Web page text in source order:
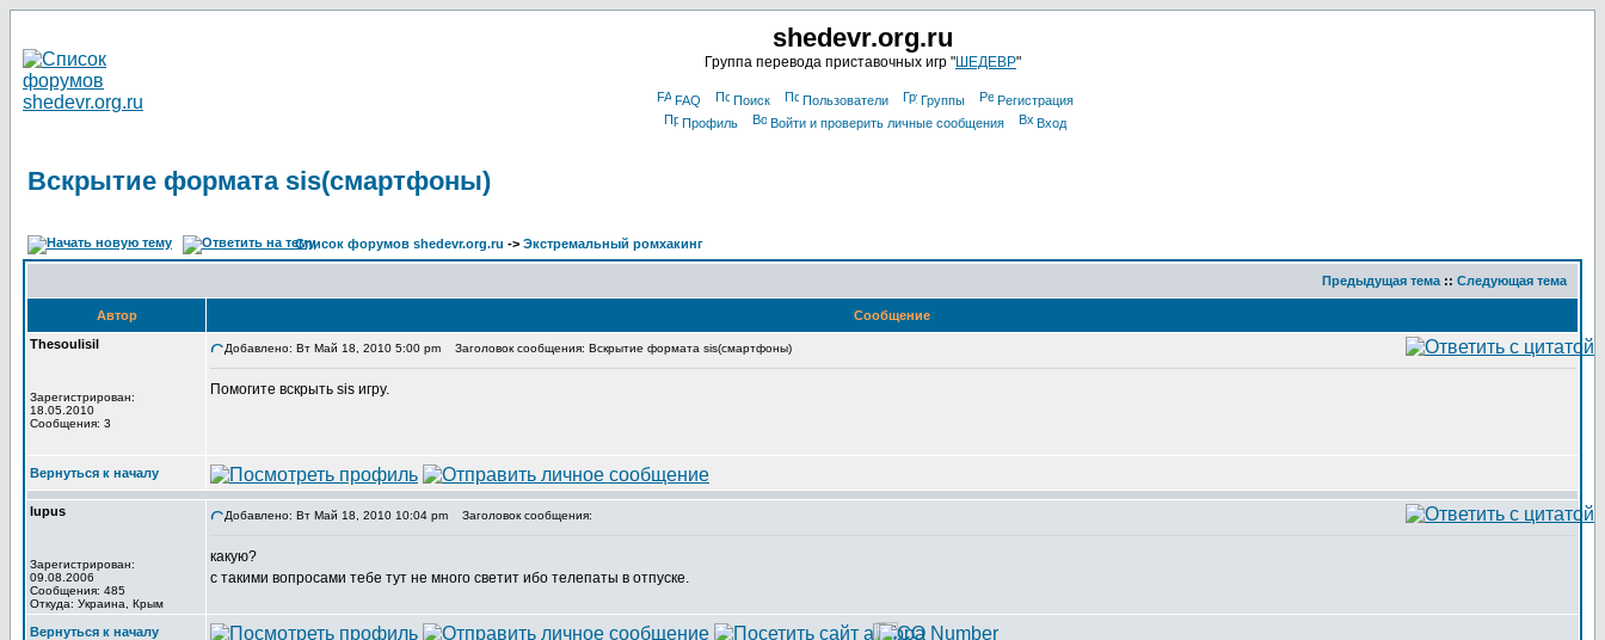
shedevr.org.ru
Группа перевода приставочных игр "ШЕДЕВР"
FAQ Поиск Пользователи Группы
Регистрация
Профиль
Войти и проверить личные сообщения Вход
Вскрытие формата sis(смартфоны)
Список форумов shedevr.org.ru -> Экстремальный ромхакинг
Предыдущая тема :: Следующая тема
Автор
Сообщение
Thesoulisil
Зарегистрирован:
18.05.2010
Сообщения: 3
Добавлено: Вт Май 18, 2010 5:00 pm Заголовок сообщения: Вскрытие формата sis(смартфоны)
Помогите вскрыть sis игру.
Вернуться к началу
lupus
Зарегистрирован:
09.08.2006
Сообщения: 485
Откуда: Украина, Крым
Добавлено: Вт Май 18, 2010 10:04 pm Заголовок сообщения:
какую?
с такими вопросами тебе тут не много светит ибо телепаты в отпуске.
Вернуться к началу